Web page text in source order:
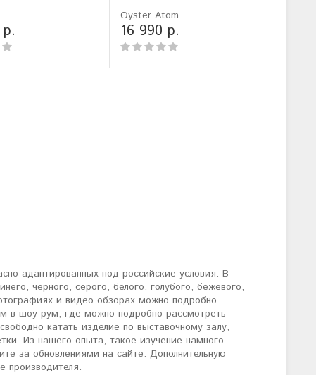
Oyster Atom
16 990 р.
адаптированных под российские условия. В
черного, серого, белого, голубого, бежевого,
и видео обзорах можно подробно
в шоу-рум, где можно подробно рассмотреть
катать изделие по выставочному залу,
Из нашего опыта, такое изучение намного
за обновлениями на сайте. Дополнительную
производителя.